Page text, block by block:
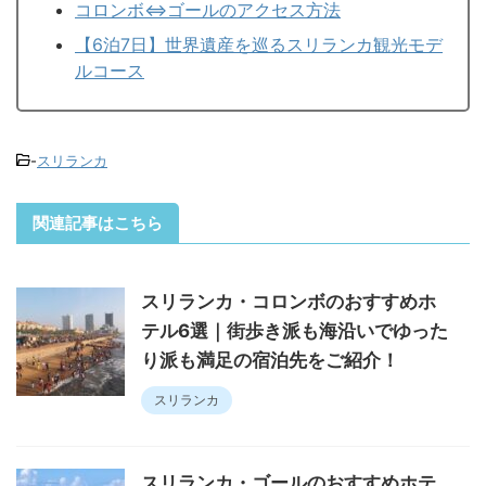
コロンボ⇔ゴールのアクセス方法
【6泊7日】世界遺産を巡るスリランカ観光モデ
ルコース
-スリランカ
関連記事はこちら
スリランカ・コロンボのおすすめホ
テル6選｜街歩き派も海沿いでゆった
り派も満足の宿泊先をご紹介！
スリランカ